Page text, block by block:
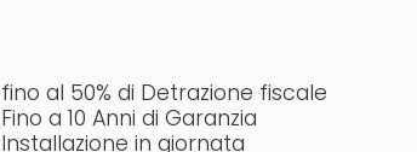
fino al 50% di Detrazione fiscale
Fino a 10 Anni di Garanzia
Installazione in giornata